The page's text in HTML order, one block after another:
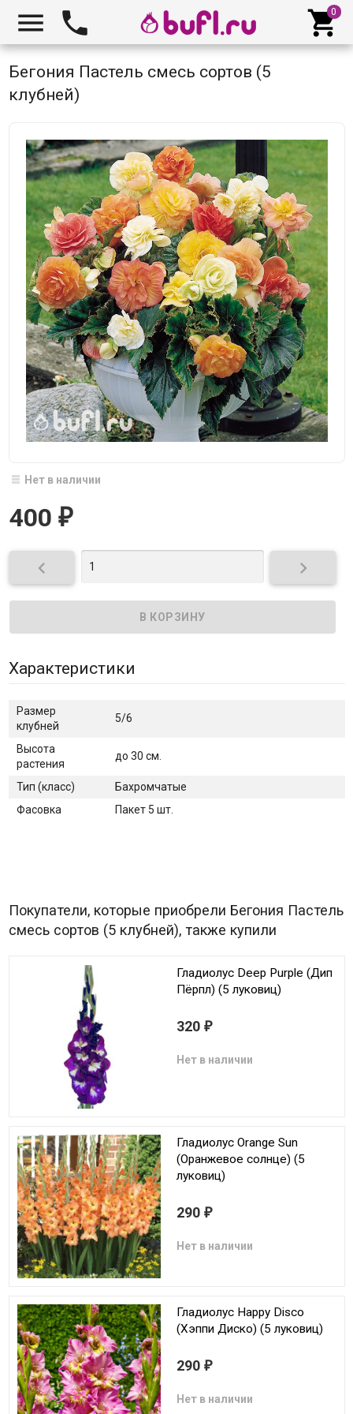
  
Бегония Пастель смесь сортов (5
клубней)
Нет в наличии
400 ₽
 
Характеристики
Размер
клубней
5/6
Высота
растения
до 30 см.
Тип (класс)
Бахромчатые
Фасовка
Пакет 5 шт.
Покупатели, которые приобрели Бегония Пастель
смесь сортов (5 клубней), также купили
Гладиолус Deep Purple (Дип
Пёрпл) (5 луковиц)
320 ₽
Нет в наличии
Гладиолус Orange Sun
(Оранжевое солнце) (5
луковиц)
290 ₽
Нет в наличии
Гладиолус Happy Disco
(Хэппи Диско) (5 луковиц)
290 ₽
Нет в наличии